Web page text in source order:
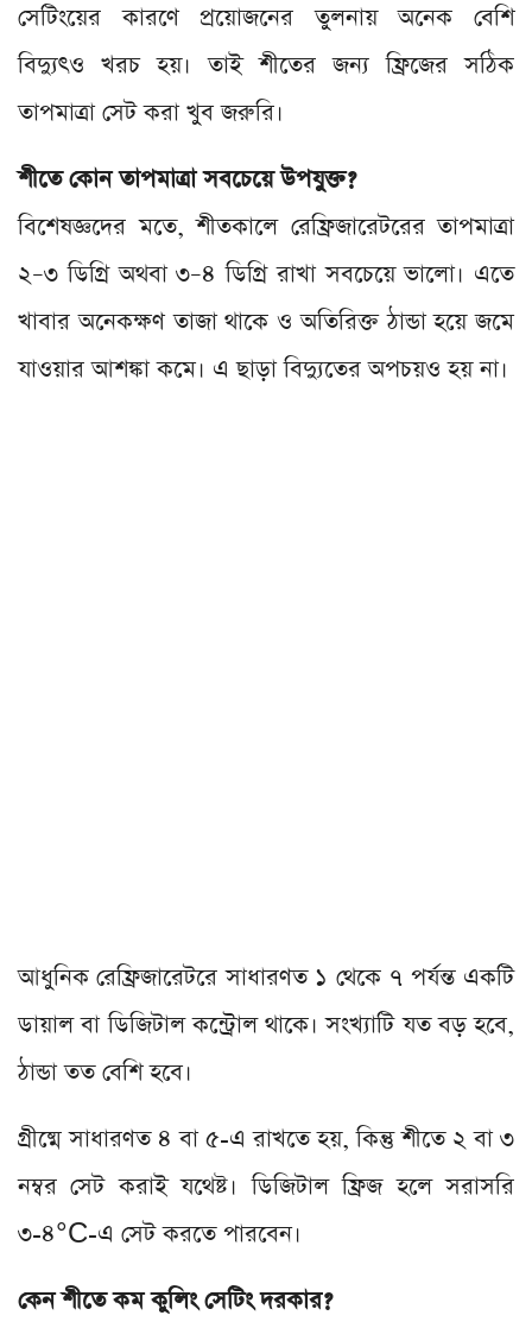
সেটিংয়ের কারণে প্রয়োজনের তুলনায় অনেক বেশি
বিদ্যুৎও খরচ হয়। তাই শীতের জন্য ফ্রিজের সঠিক
তাপমাত্রা সেট করা খুব জরুরি।
শীতে কোন তাপমাত্রা সবচেয়ে উপযুক্ত?
বিশেষজ্ঞদের মতে, শীতকালে রেফ্রিজারেটরের তাপমাত্রা
২–৩ ডিগ্রি অথবা ৩–৪ ডিগ্রি রাখা সবচেয়ে ভালো। এতে
খাবার অনেকক্ষণ তাজা থাকে ও অতিরিক্ত ঠান্ডা হয়ে জমে
যাওয়ার আশঙ্কা কমে। এ ছাড়া বিদ্যুতের অপচয়ও হয় না।
আধুনিক রেফ্রিজারেটরে সাধারণত ১ থেকে ৭ পর্যন্ত একটি
ডায়াল বা ডিজিটাল কন্ট্রোল থাকে। সংখ্যাটি যত বড় হবে,
ঠান্ডা তত বেশি হবে।
গ্রীষ্মে সাধারণত ৪ বা ৫-এ রাখতে হয়, কিন্তু শীতে ২ বা ৩
নম্বর সেট করাই যথেষ্ট। ডিজিটাল ফ্রিজ হলে সরাসরি
৩-৪°C-এ সেট করতে পারবেন।
কেন শীতে কম কুলিং সেটিং দরকার?